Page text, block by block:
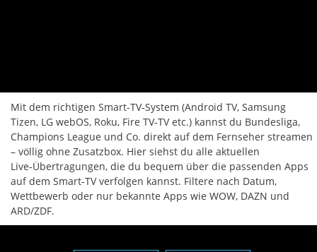
Mit dem richtigen Smart‑TV‑System (Android TV, Samsung
Tizen, LG webOS, Roku, Fire TV‑TV etc.) kannst du Bundesliga,
Champions League und Co. direkt auf dem Fernseher streamen
– völlig ohne Zusatzbox. Hier siehst du alle aktuellen
Live‑Übertragungen, die du bequem über die passenden Apps
auf dem Smart‑TV verfolgen kannst. Filtere nach Datum,
Wettbewerb oder nur bekannte Apps wie WOW, DAZN und
ARD/ZDF.